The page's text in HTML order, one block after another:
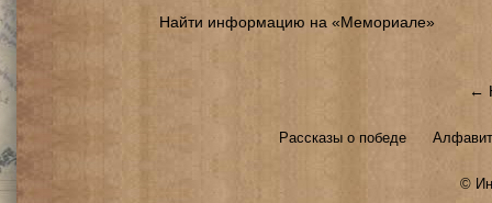
Найти информацию на «Мемориале»
←
Рассказы о победе
©